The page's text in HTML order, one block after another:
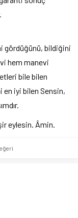
gördüğünü, bildiğini
hem manevi
bile bilen
en iyi bilen Sensin,
eylesin. Âmin.